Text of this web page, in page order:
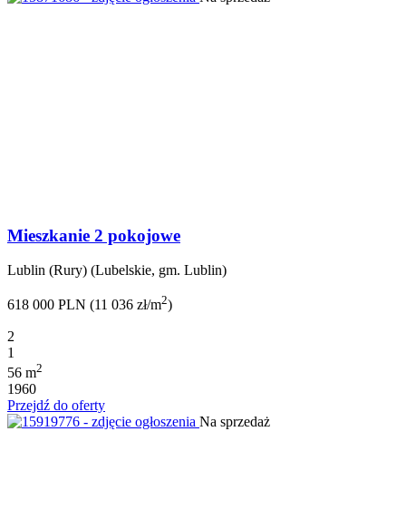
Mieszkanie 2 pokojowe
Lublin (Rury) (Lubelskie, gm. Lublin)
618 000 PLN (11 036 zł/m2)
2
1
56 m2
1960
Przejdź do oferty
Na sprzedaż